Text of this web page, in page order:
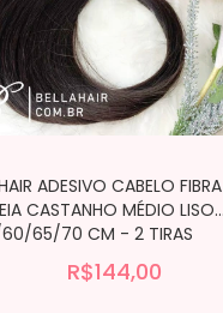
ADESIVO CABELO FIBRA
CASTANHO MÉDIO LISO
65/70 CM - 2 TIRAS
R$144,00